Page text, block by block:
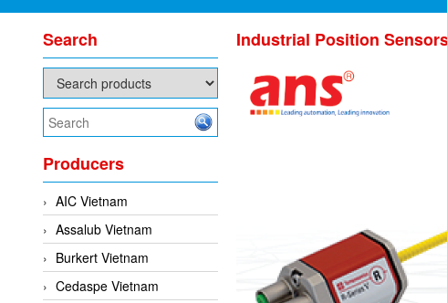
Search
Producers
AIC Vietnam
Assalub Vietnam
Burkert Vietnam
Cedaspe Vietnam
Industrial Position